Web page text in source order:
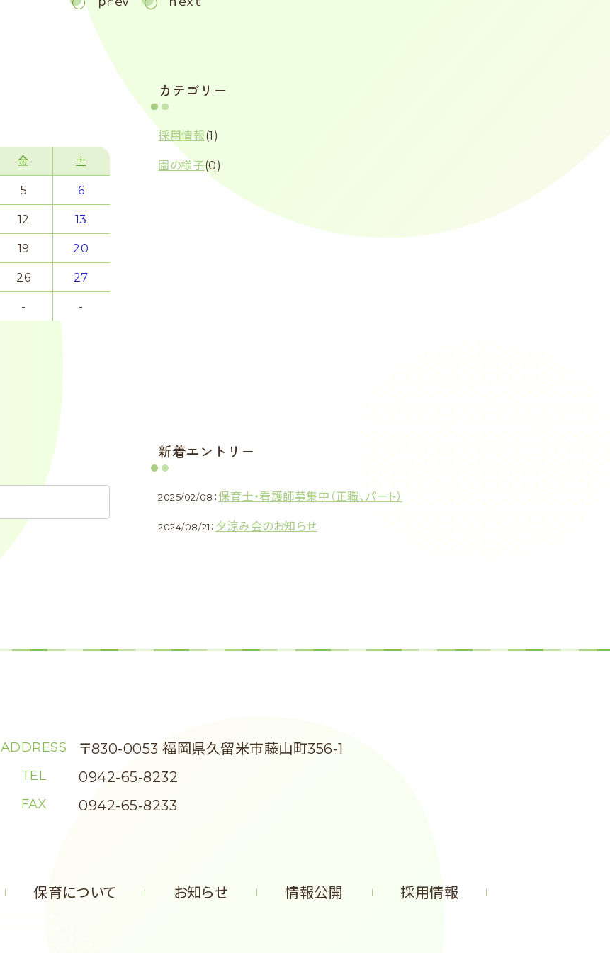
金 土
5 6
12 13
19 20
26 27
- -
カテゴリー
採用情報(1)
園の様子(0)
新着エントリー
2025/02/08：保育士・看護師募集中（正職、パート）
2024/08/21： 夕涼み会のお知らせ
ADDRESS 〒830-0053 福岡県久留米市藤山町356-1
TEL 0942-65-8232
FAX 0942-65-8233
保育について お知らせ 情報公開 採用情報